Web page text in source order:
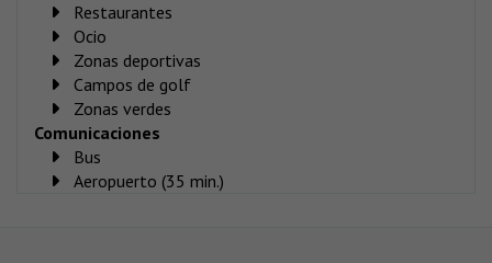
Restaurantes
Ocio
Zonas deportivas
Campos de golf
Zonas verdes
Comunicaciones
Bus
Aeropuerto (35 min.)